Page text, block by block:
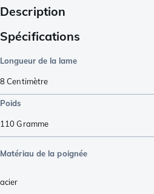
Description
Spécifications
Longueur de la lame
8Centimètre
Poids
110Gramme
Matériau de la poignée
acier